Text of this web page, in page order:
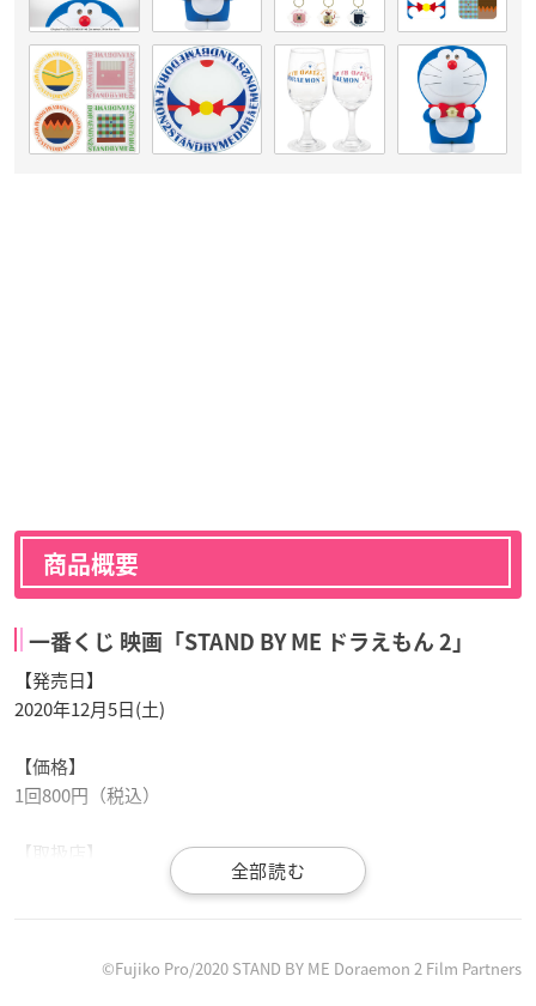
商品概要
一番くじ 映画「STAND BY ME ドラえもん 2」
【発売日】
2020年12月5日(土)
【価格】
1回800円（税込）
【取扱店】
ローソン、その他コンビニエンスストア、書店、ホビーショッ
なる場合がございます。なくなり次第終了となります。
©Fujiko Pro/2020 STAND BY ME Doraemon 2 Film Partners